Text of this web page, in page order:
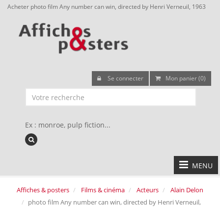
Acheter photo film Any number can win, directed by Henri Verneuil, 1963
Se connecter Mon panier (0)
Ex : monroe, pulp fiction...
MENU
Affiches & posters Films & cinéma Acteurs
Alain Delon
photo film Any number can win, directed by Henri Verneuil,